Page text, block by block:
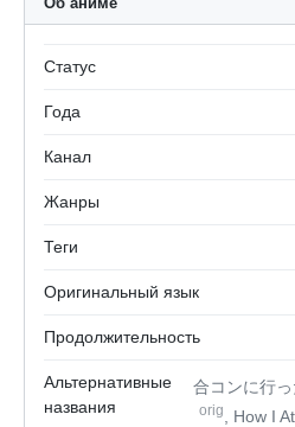
Статус
Года
Канал
Жанры
Теги
Оригинальный язык
Продолжительность
Альтернативные
названия
合コンに行
orig
, How I